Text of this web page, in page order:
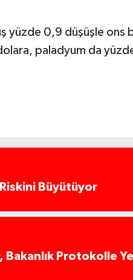
yüzde 0,9 düşüşle ons
paladyum da
Riskini Büyütüyor
Bakanlık Protokolle